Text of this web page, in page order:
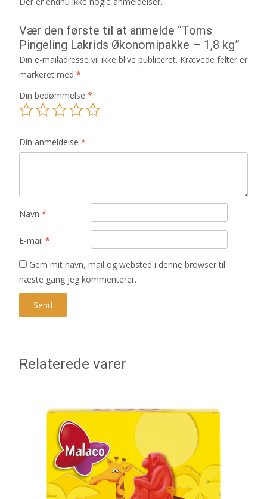
Vær den første til at anmelde “Toms
Pingeling Lakrids Økonomipakke – 1,8 kg”
Din e-mailadresse vil ikke blive publiceret. Krævede felter er
markeret med *
Din bedømmelse *
Din anmeldelse *
Navn *
E-mail *
Gem mit navn, mail og websted i denne browser til
næste gang jeg kommenterer.
Relaterede varer